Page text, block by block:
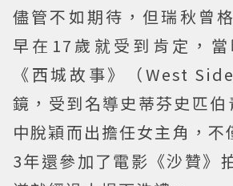
儘管不如期待，但瑞秋曾
早在17歲就受到肯定，
《西城故事》（West
鏡，受到名導史蒂芬史匹
中脫穎而出擔任女主角，不
3年還參加了電影《沙贊》